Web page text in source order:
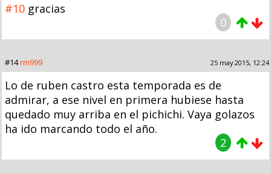
#10 gracias
0
#14rm999 25 may 2015, 12:24
Lo de ruben castro esta temporada es de
admirar, a ese nivel en primera hubiese hasta
quedado muy arriba en el pichichi. Vaya golazos
ha ido marcando todo el año.
2